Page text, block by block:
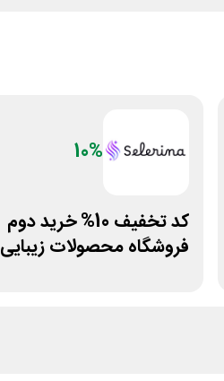
10%
کد تخفیف 10% خرید دوم
فروشگاه محصولات زیبایی